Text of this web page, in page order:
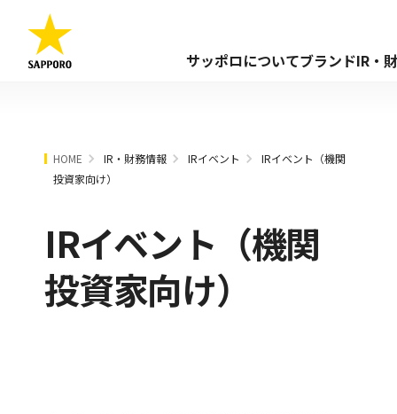
サッポロについてブランドIR・
HOME IR・財務情報 IRイベント
IRイベント（機関
投資家向け）
IRイベント（機関
投資家向け）